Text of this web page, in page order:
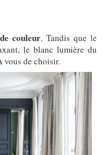
couleur. Tandis que le
le blanc lumière du
de choisir.